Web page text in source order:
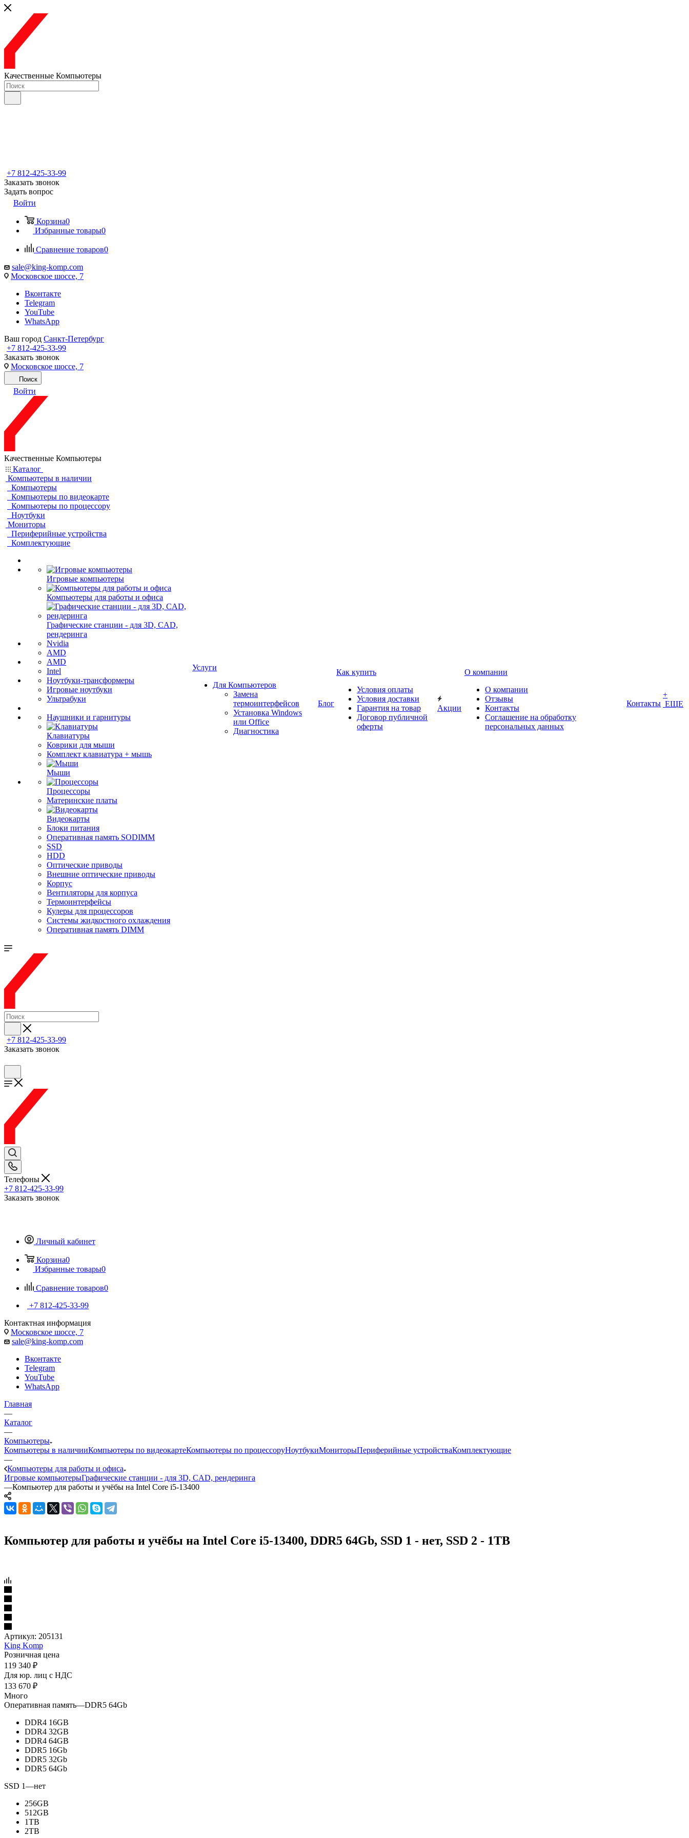
Качественные Компьютеры
+7 812-425-33-99
Заказать звонок
Задать вопрос
Войти
Корзина0
Избранные товары0
Сравнение товаров0
sale@king-komp.com
Московское шоссе, 7
Вконтакте
Telegram
YouTube
WhatsApp
Ваш город Санкт-Петербург
+7 812-425-33-99
Заказать звонок
Московское шоссе, 7
Поиск
Войти
Качественные Компьютеры
Каталог
Компьютеры в наличии
Компьютеры
Компьютеры по видеокарте
Компьютеры по процессору
Ноутбуки
Мониторы
Периферийные устройства
Комплектующие
Игровые компьютеры
Компьютеры для работы и офиса
Графические станции - для 3D, CAD,
рендеринга
Nvidia
AMD
AMD
Intel
Ноутбуки-трансформеры
Игровые ноутбуки
Ультрабуки
Наушники и гарнитуры
Клавиатуры
Коврики для мыши
Комплект клавиатура + мышь
Мыши
Процессоры
Материнские платы
Видеокарты
Блоки питания
Оперативная память SODIMM
SSD
HDD
Оптические приводы
Внешние оптические приводы
Корпус
Вентиляторы для корпуса
Термоинтерфейсы
Кулеры для процессоров
Системы жидкостного охлаждения
Оперативная память DIMM
Услуги
Для Компьютеров
Замена
термоинтерфейсов
Установка Windows
или Office
Диагностика
Блог
Как купить
Условия оплаты
Условия доставки
Гарантия на товар
Договор публичной
оферты
Акции
О компании
О компании
Отзывы
Контакты
Соглашение на обработку
персональных данных
Контакты
+
ЕЩЕ
+7 812-425-33-99
Заказать звонок
Телефоны
+7 812-425-33-99
Заказать звонок
Личный кабинет
Корзина0
Избранные товары0
Сравнение товаров0
+7 812-425-33-99
Контактная информация
Московское шоссе, 7
sale@king-komp.com
Вконтакте
Telegram
YouTube
WhatsApp
Главная
—
Каталог
—
Компьютеры
Компьютеры в наличииКомпьютеры по видеокартеКомпьютеры по процессоруНоутбукиМониторыПериферийные устройстваКомплектующие
—
Компьютеры для работы и офиса
Игровые компьютерыГрафические станции - для 3D, CAD, рендеринга
—Компьютер для работы и учёбы на Intel Core i5-13400
Компьютер для работы и учёбы на Intel Core i5-13400, DDR5 64Gb, SSD 1 - нет, SSD 2 - 1TB
Артикул: 205131
King Komp
Розничная цена
119 340 ₽
Для юр. лиц c НДС
133 670 ₽
Много
Оперативная память—DDR5 64Gb
DDR4 16GB
DDR4 32GB
DDR4 64GB
DDR5 16Gb
DDR5 32Gb
DDR5 64Gb
SSD 1—нет
256GB
512GB
1TB
2TB